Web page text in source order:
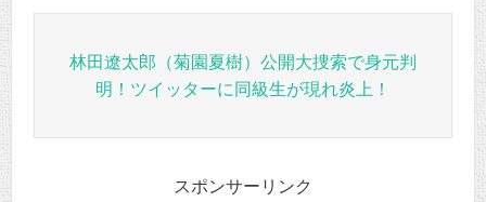
林田遼太郎（菊園夏樹）公開大捜索で身元判
明！ツイッターに同級生が現れ炎上！
スポンサーリンク